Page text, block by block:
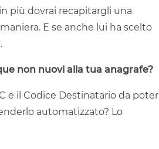
più dovrai recapitargli una
E se anche lui ha scelto
non nuovi alla tua anagrafe?
e il Codice Destinatario da poter
automatizzato? Lo